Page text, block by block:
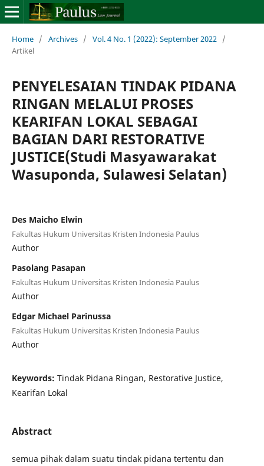
Home / Archives / Vol. 4 No. 1 (2022): September 2022 /
Artikel
PENYELESAIAN TINDAK PIDANA
RINGAN MELALUI PROSES
KEARIFAN LOKAL SEBAGAI
BAGIAN DARI RESTORATIVE
JUSTICE(Studi Masyawarakat
Wasuponda, Sulawesi Selatan)
Des Maicho Elwin
Fakultas Hukum Universitas Kristen Indonesia Paulus
Author
Pasolang Pasapan
Fakultas Hukum Universitas Kristen Indonesia Paulus
Author
Edgar Michael Parinussa
Fakultas Hukum Universitas Kristen Indonesia Paulus
Author
Keywords: Tindak Pidana Ringan, Restorative Justice,
Kearifan Lokal
Abstract
semua pihak dalam suatu tindak pidana tertentu dan